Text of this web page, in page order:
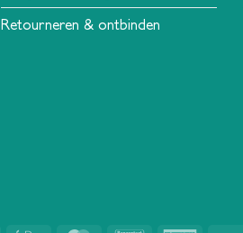
Retourneren & ontbinden